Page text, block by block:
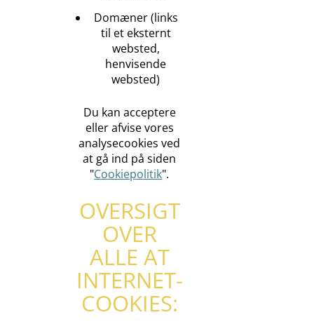
Domæner (links
til et eksternt
websted,
henvisende
websted)
Du kan acceptere
eller afvise vores
analysecookies ved
at gå ind på siden
"Cookiepolitik".
OVERSIGT
OVER
ALLE AT
INTERNET-
COOKIES: